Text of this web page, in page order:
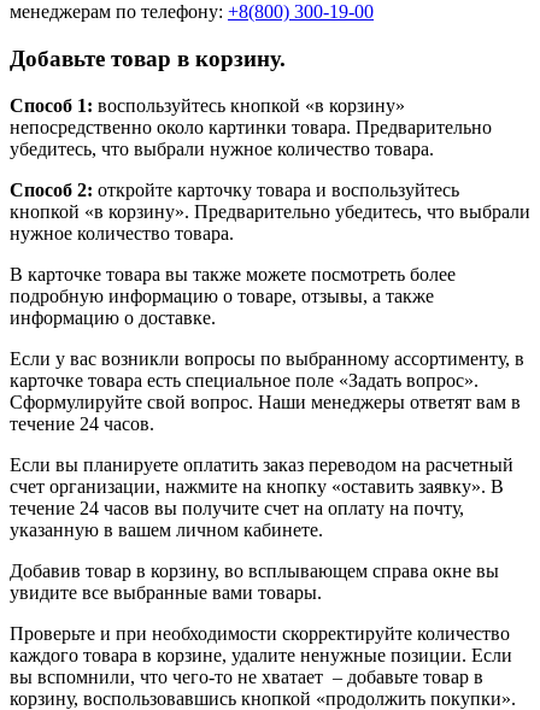
менеджерам по телефону: +8(800) 300-19-00
Добавьте товар в корзину.
Способ 1: воспользуйтесь кнопкой «в корзину»
непосредственно около картинки товара. Предварительно
убедитесь, что выбрали нужное количество товара.
Способ 2: откройте карточку товара и воспользуйтесь
кнопкой «в корзину». Предварительно убедитесь, что выбрали
нужное количество товара.
В карточке товара вы также можете посмотреть более
подробную информацию о товаре, отзывы, а также
информацию о доставке.
Если у вас возникли вопросы по выбранному ассортименту, в
карточке товара есть специальное поле «Задать вопрос».
Сформулируйте свой вопрос. Наши менеджеры ответят вам в
течение 24 часов.
Если вы планируете оплатить заказ переводом на расчетный
счет организации, нажмите на кнопку «оставить заявку». В
течение 24 часов вы получите счет на оплату на почту,
указанную в вашем личном кабинете.
Добавив товар в корзину, во всплывающем справа окне вы
увидите все выбранные вами товары.
Проверьте и при необходимости скорректируйте количество
каждого товара в корзине, удалите ненужные позиции. Если
вы вспомнили, что чего-то не хватает – добавьте товар в
корзину, воспользовавшись кнопкой «продолжить покупки».